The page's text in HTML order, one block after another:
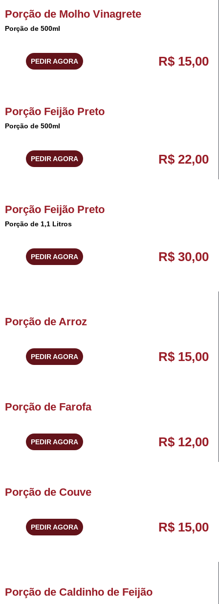
Porção de Molho Vinagrete
Porção de 500ml
PEDIR AGORA R$ 15,00
Porção Feijão Preto
Porção de 500ml
PEDIR AGORA R$ 22,00
Porção Feijão Preto
Porção de 1,1 Litros
PEDIR AGORA R$ 30,00
Porção de Arroz
PEDIR AGORA R$ 15,00
Porção de Farofa
PEDIR AGORA R$ 12,00
Porção de Couve
PEDIR AGORA R$ 15,00
Porção de Caldinho de Feijão